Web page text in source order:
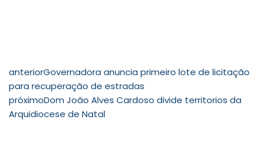
anteriorGovernadora anuncia primeiro lote de licitação
para recuperação de estradas
próximoDom João Alves Cardoso divide territorios da
Arquidiocese de Natal